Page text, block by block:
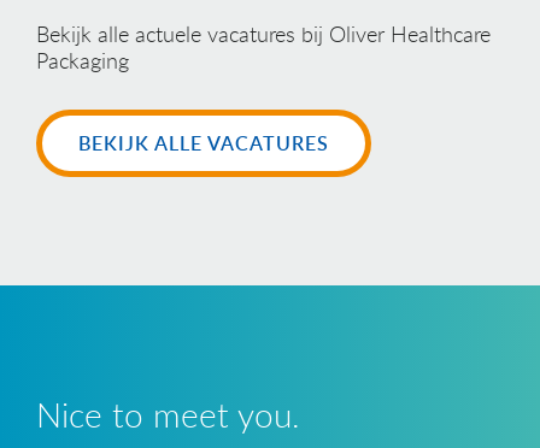
Bekijk alle actuele vacatures bij Oliver Healthcare
Packaging
BEKIJK ALLE VACATURES
Nice to meet you.